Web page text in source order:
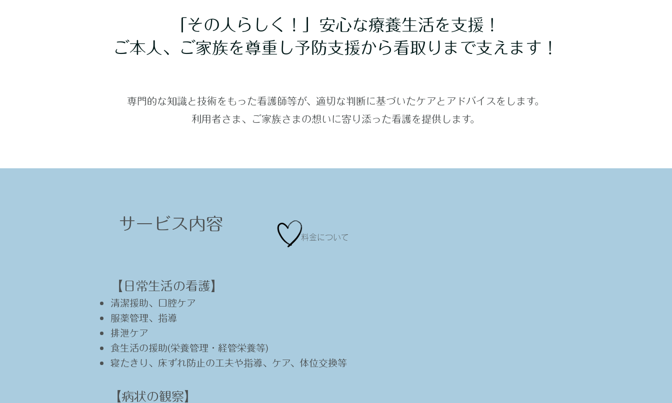
「その人らしく！」安心な療養生活を支援！
ご本人、ご家族を尊重し予防支援から看取りまで支えます！
専門的な知識と技術をもった看護師等が、適切な判断に基づいたケアとアドバイスをします。
利用者さま、ご家族さまの想いに寄り添った看護を提供します。
サービス内容
​料金について
【日常生活の看護】​
清潔援助、口腔ケア
服薬管理、指導
排泄ケア
食生活の援助(栄養管理・経管栄養等)
寝たきり、床ずれ防止の工夫や指導、ケア、体位交換等
【病状の観察】​